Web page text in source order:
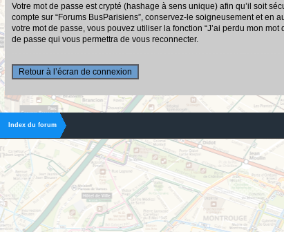
Votre mot de passe est crypté (hashage à sens unique) afin qu’il soit
compte sur “Forums BusParisiens”, conservez-le soigneusement et en
votre mot de passe, vous pouvez utiliser la fonction “J’ai perdu mon
de passe qui vous permettra de vous reconnecter.
Retour à l’écran de connexion
Index du forum